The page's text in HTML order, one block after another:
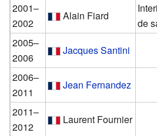
2001–
2002
Alain Fiard
de
2005–
2006
Jacques Santini
2006–
2011
Jean Fernandez
2011–
2012
Laurent Fournier